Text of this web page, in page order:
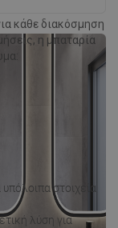
κάθε διακόσμηση
η μπαταρία
στοιχεία
λύση για